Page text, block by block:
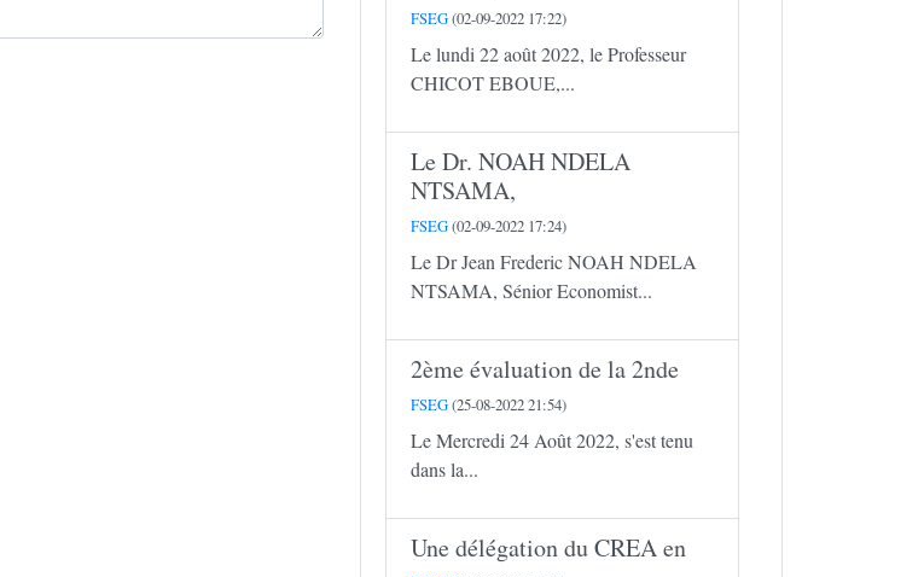
FSEG(02-09-2022 17:22)
Le lundi 22 août 2022, le Professeur
CHICOT EBOUE,...
Le Dr. NOAH NDELA
NTSAMA,
FSEG(02-09-2022 17:24)
Le Dr Jean Frederic NOAH NDELA
NTSAMA, Sénior Economist...
2ème évaluation de la 2nde
FSEG(25-08-2022 21:54)
Le Mercredi 24 Août 2022, s'est tenu
dans la...
Une délégation du CREA en